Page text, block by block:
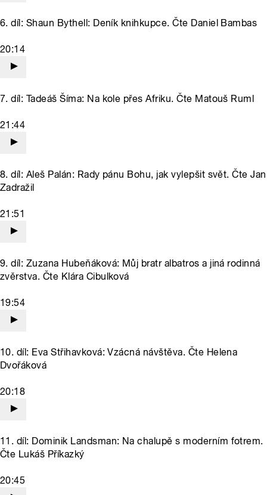
6. díl: Shaun Bythell: Deník knihkupce. Čte Daniel Bambas
20:14
7. díl: Tadeáš Šíma: Na kole přes Afriku. Čte Matouš Ruml
21:44
8. díl: Aleš Palán: Rady pánu Bohu, jak vylepšit svět. Čte Jan
Zadražil
21:51
9. díl: Zuzana Hubeňáková: Můj bratr albatros a jiná rodinná
zvěrstva. Čte Klára Cibulková
19:54
10. díl: Eva Střihavková: Vzácná návštěva. Čte Helena
Dvořáková
20:18
11. díl: Dominik Landsman: Na chalupě s moderním fotrem.
Čte Lukáš Příkazký
20:45